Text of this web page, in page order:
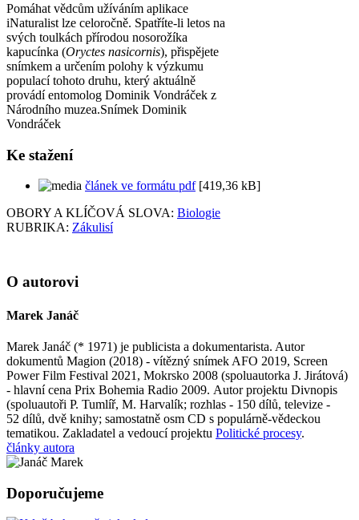
Pomáhat vědcům užíváním aplikace
iNaturalist lze celoročně. Spatříte-li letos na
svých toulkách přírodou nosorožíka
kapucínka (Oryctes nasicornis), přispějete
snímkem a určením polohy k výzkumu
populací tohoto druhu, který aktuálně
provádí entomolog Dominik Vondráček z
Národního muzea.Snímek Dominik
Vondráček
Ke stažení
článek ve formátu pdf[419,36 kB]
OBORY A KLÍČOVÁ SLOVA: Biologie
RUBRIKA: Zákulisí
O autorovi
Marek Janáč
Marek Janáč (* 1971) je publicista a dokumentarista. Autor
dokumentů Magion (2018) - vítězný snímek AFO 2019, Screen
Power Film Festival 2021, Mokrsko 2008 (spoluautorka J. Jirátová)
- hlavní cena Prix Bohemia Radio 2009. Autor projektu Divnopis
(spoluautoři P. Tumlíř, M. Harvalík; rozhlas - 150 dílů, televize -
52 dílů, dvě knihy; samostatně osm CD s populárně-vědeckou
tematikou. Zakladatel a vedoucí projektu Politické procesy.
články autora
Doporučujeme